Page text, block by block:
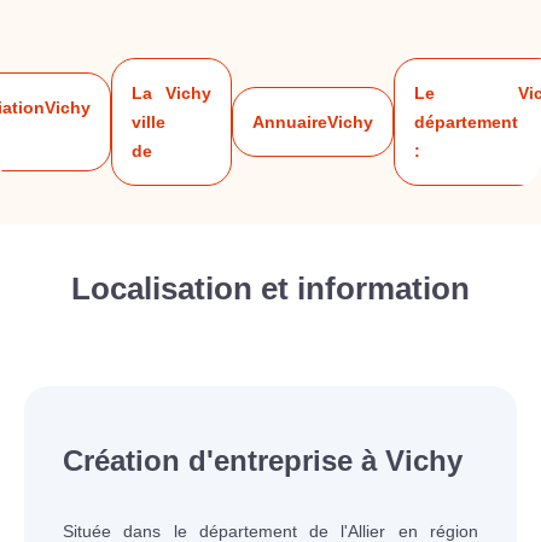
Vichy
La
ville
de
Vichy
AnnuaireVichy
Le
département
:
Localisation et information
Création d'entreprise à Vichy
Située dans le département de l'Allier en région